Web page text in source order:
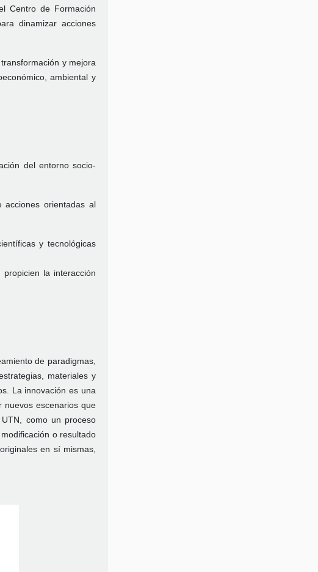
Centro de Formación
dinamizar acciones
y mejora
ambiental y
del entorno socio-
acciones orientadas al
y tecnológicas
la interacción
de paradigmas,
materiales y
La innovación es una
nuevos escenarios que
como un proceso
o resultado
en sí mismas,